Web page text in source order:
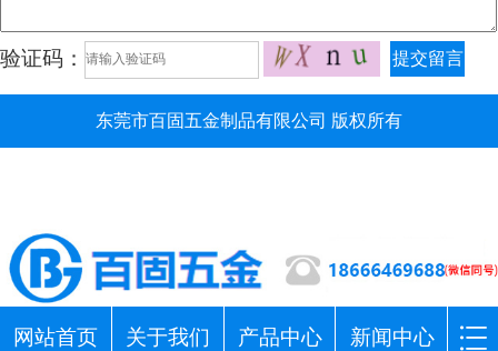
验证码： 提交留言
东莞市百固五金制品有限公司 版权所有
网站首页 关于我们 产品中心 新闻中心